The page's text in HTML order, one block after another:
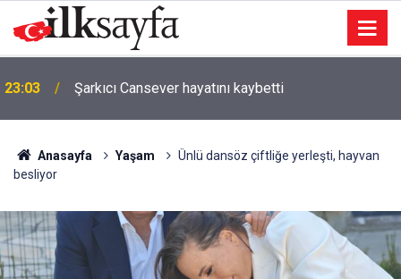
23:03 Şarkıcı Cansever hayatını kaybetti
Anasayfa Yaşam
Ünlü dansöz çiftliğe yerleşti, hayvan
besliyor